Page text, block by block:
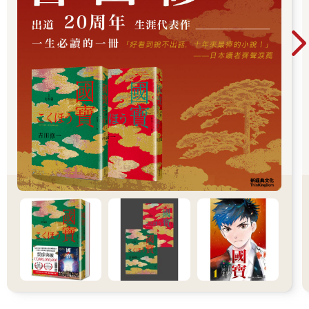
暗自鬆了一口氣。因為我之前聽說他大學畢業後，被一家大型廣
告代理公司錄取，當時我還覺得成哉果然很厲害。成哉當年是我
就讀的那所國中的學生會長，之後考進了排名第一的縣立高中，
大學也是讀一流的國立大學，結果現在當建築工人。
雖然我有一大堆疑問，但我們必須先談論更重要的話題，我們對
這件事很有默契。當時我們經常玩在一起的小團體中，有一個人
在今年春天走上了絕路。我們無法輕易為重逢感到高興。成哉咕
嚕咕嚕地一口氣把杯子裡的水喝完了，似乎終於感到涼快了些。
他先開了口。
「美咲，所以妳也會出席嗎？」
他猜到了我回到老家的理由。
「你呢？」
我仍然對直接叫他的名字感到不太自在，但還是問了這個問題。
他看起來還想喝水，於是我就把我那杯還沒有喝過的水遞到他面
「嗯，我原本也打算出席，但我臨時要回老家一趟，所以必須做
很多準備工作。」
我聽不懂他說回老家是什麼意思，猜想可能他要去祖父母的家，
但我並沒有追問。因為我覺得現在岔題，恐怕一輩子都無法再聊